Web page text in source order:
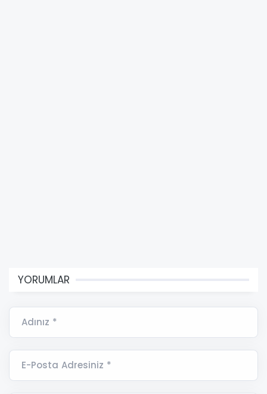
YORUMLAR
Adınız *
E-Posta Adresiniz *